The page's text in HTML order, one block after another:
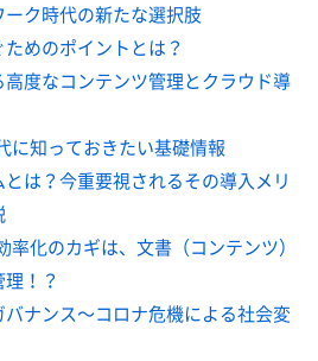
ク時代の新たな選択肢
めのポイントとは？
度なコンテンツ管理とクラウド導
に知っておきたい基礎情報
は？今重要視されるその導入メリ
率化のカギは、文書（コンテンツ）
！？
ナンス～コロナ危機による社会変